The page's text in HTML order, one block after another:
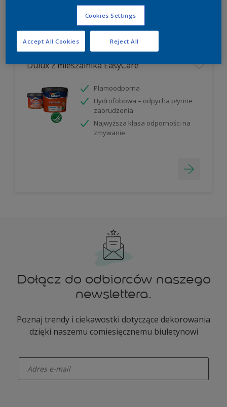
Filter
Dulux z mieszalnika EasyCare
Plamoodporna
Hydrofobowa – odpycha płynne
zabrudzenia
Najwyższa klasa odporności na
zmywanie
Dołącz do odbiorców naszego
newslettera.
Poznaj trendy i ciekawostki dotyczące dekorowania
dzięki naszemu comiesięcznemu biuletynowi
Cookies Settings
Reject All
Accept All Cookies